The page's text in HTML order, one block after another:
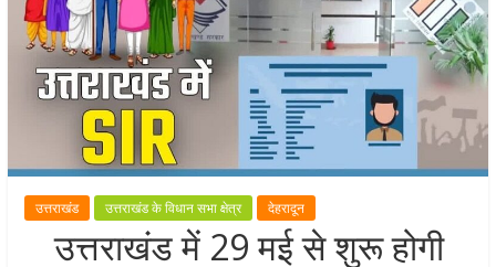
की दिशा में तेजी से आगे बढ़ रही उत्तराखंड
स्पोर्ट्स यूनिवर्सिटी परियोजना
खेल प्रतिभाओं को हरसंभव प्रोत्साहन
विश्वस्तरीय सुविधाएँ उपलब्ध कराना
की प्राथमिकता: मुख्यमंत्री धामी
राज्य के खिलाड़ियों ने अंतरराष्ट्रीय मंच
बढ़ाया उत्तराखंड का गौरव: मुख्यमंत्री
गुणवत्ता से कोई समझौता नहीं, सभी कार्य
समय में पूर्ण हों: मुख्यमंत्री
उत्तराखंड उत्तराखंड के विधान सभा क्षेत्र देहरादून
उत्तराखंड में 29 मई से शुरू होगी